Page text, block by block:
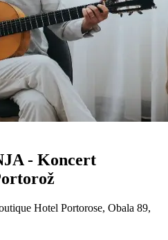
- Koncert
Hotel Portorose, Obala 89,